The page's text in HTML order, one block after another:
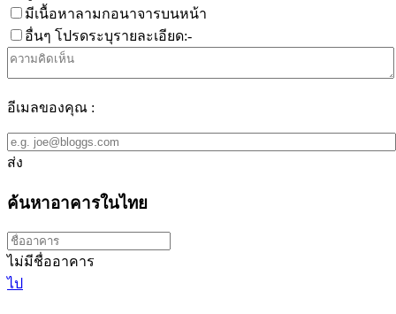
มีเนื้อหาลามกอนาจารบนหน้า
อื่นๆ โปรดระบุรายละเอียด:-
อีเมลของคุณ :
ส่ง
ค้นหาอาคารในไทย
ไม่มีชื่ออาคาร
ไป